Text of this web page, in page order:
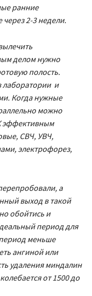
ранние
2-3 недели.
делом нужно
полость.
лаборатории и
Когда нужные
можно
эффективным
СВЧ, УВЧ,
электрофорез,
а
выход в такой
обойтись и
период для
меньше
ангиной или
удаления миндалин
от 1500 до